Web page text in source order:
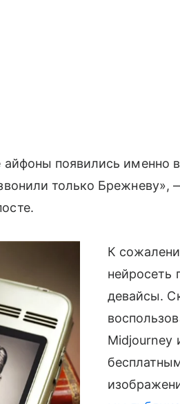
айфоны появились
только Брежневу»,
К
нейросеть
девайсы.
Midjourney